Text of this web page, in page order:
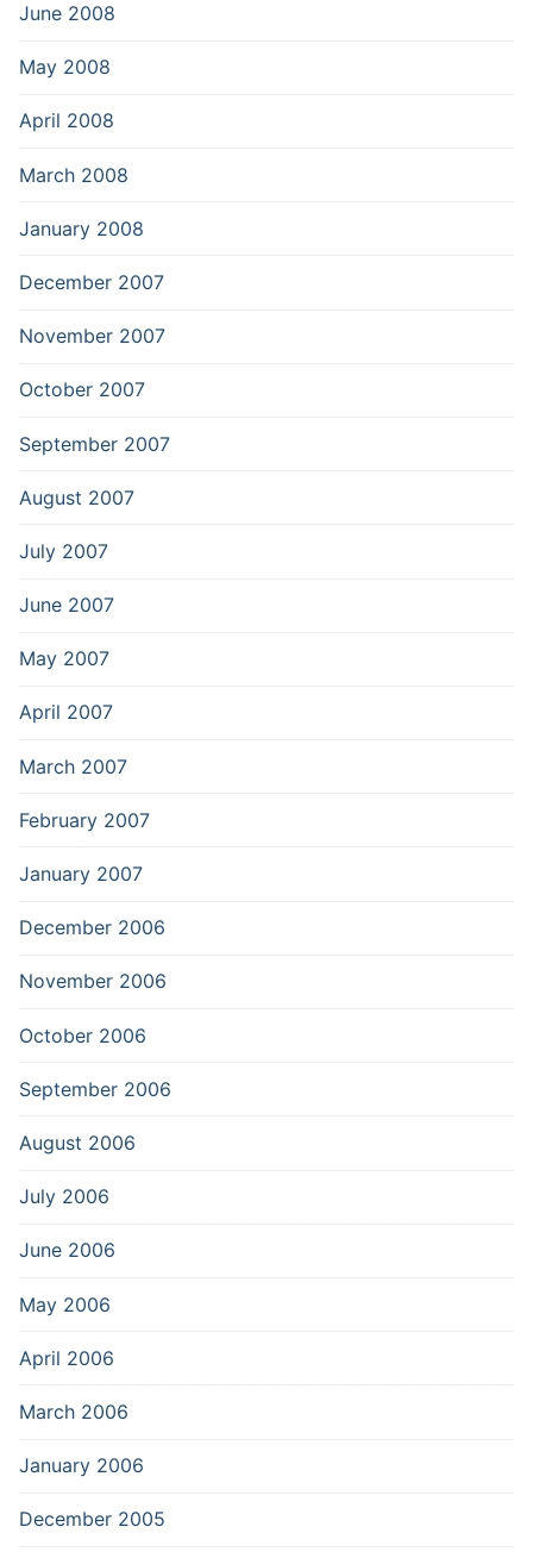
June 2008
May 2008
April 2008
March 2008
January 2008
December 2007
November 2007
October 2007
September 2007
August 2007
July 2007
June 2007
May 2007
April 2007
March 2007
February 2007
January 2007
December 2006
November 2006
October 2006
September 2006
August 2006
July 2006
June 2006
May 2006
April 2006
March 2006
January 2006
December 2005